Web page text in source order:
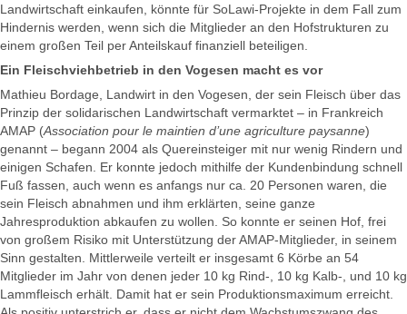
Landwirtschaft einkaufen, könnte für SoLawi-Projekte in dem Fall zum
Hindernis werden, wenn sich die Mitglieder an den Hofstrukturen zu
einem großen Teil per Anteilskauf finanziell beteiligen.
Ein Fleischviehbetrieb in den Vogesen macht es vor
Mathieu Bordage, Landwirt in den Vogesen, der sein Fleisch über das
Prinzip der solidarischen Landwirtschaft vermarktet – in Frankreich
AMAP (Association pour le maintien d’une agriculture paysanne)
genannt – begann 2004 als Quereinsteiger mit nur wenig Rindern und
einigen Schafen. Er konnte jedoch mithilfe der Kundenbindung schnell
Fuß fassen, auch wenn es anfangs nur ca. 20 Personen waren, die
sein Fleisch abnahmen und ihm erklärten, seine ganze
Jahresproduktion abkaufen zu wollen. So konnte er seinen Hof, frei
von großem Risiko mit Unterstützung der AMAP-Mitglieder, in seinem
Sinn gestalten. Mittlerweile verteilt er insgesamt 6 Körbe an 54
Mitglieder im Jahr von denen jeder 10 kg Rind-, 10 kg Kalb-, und 10 kg
Lammfleisch erhält. Damit hat er sein Produktionsmaximum erreicht.